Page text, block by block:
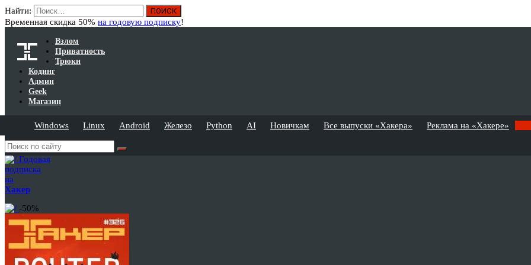
Найти:
Временная скидка 50% на годовую подписку!
Взлом
Приватность
Трюки
Кодинг
Админ
Geek
Магазин
Windows Linux Android Железо Python AI Новичкам Все выпуски «Хакера» Реклама на «Хакере»
Годовая
подписка
на
Хакер
-50%